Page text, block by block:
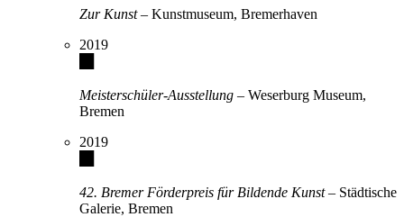
Zur Kunst– Kunstmuseum, Bremerhaven
2019
Meisterschüler-Ausstellung – Weserburg Museum,
Bremen
2019
42. Bremer Förderpreis für Bildende Kunst– Städtische
Galerie, Bremen